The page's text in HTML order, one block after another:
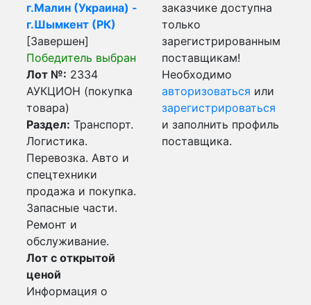
г.Малин (Украина) -
г.Шымкент (РК)
[Завершен]
Победитель выбран
Лот №: 2334
АУКЦИОН (покупка
товара)
Раздел: Транспорт.
Логистика.
Перевозка. Авто и
спецтехники
продажа и покупка.
Запасные части.
Ремонт и
обслуживание.
Лот с открытой
ценой
Информация о
заказчике доступна
только
зарегистрированным
поставщикам!
Необходимо
авторизоваться или
зарегистрироваться
и заполнить профиль
поставщика.